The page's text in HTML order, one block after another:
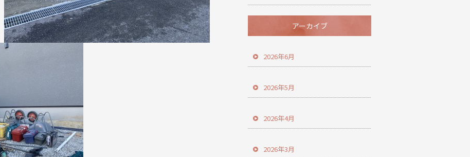
アーカイブ
2026年6月
2026年5月
2026年4月
2026年3月